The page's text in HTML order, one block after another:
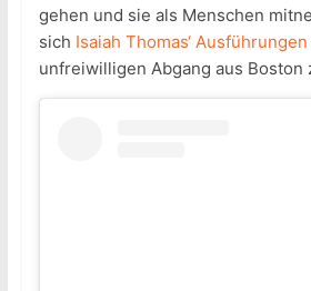
gehen und sie als Menschen
sich Isaiah Thomas‘ Ausführungen
unfreiwilligen Abgang aus Boston